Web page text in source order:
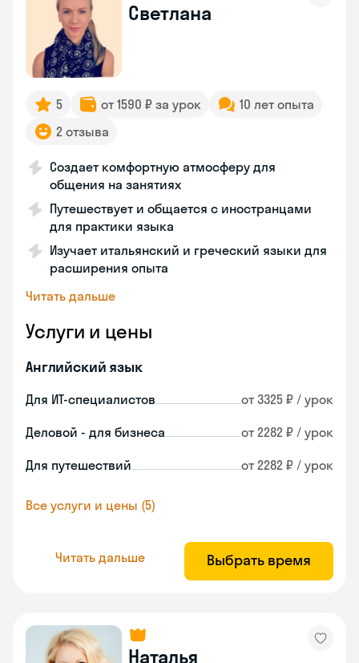
Светлана
5 от 1590 ₽ за урок
10 лет опыта
2 отзыва
Создает комфортную атмосферу для
общения на занятиях
Путешествует и общается с иностранцами
для практики языка
Изучает итальянский и греческий языки для
расширения опыта
Читать дальше
Услуги и цены
Английский язык
Для ИТ-специалистов от 3325 ₽ / урок
Деловой - для бизнеса от 2282 ₽ / урок
Для путешествий от 2282 ₽ / урок
Все услуги и цены (5)
Читать дальше Выбрать время
Наталья